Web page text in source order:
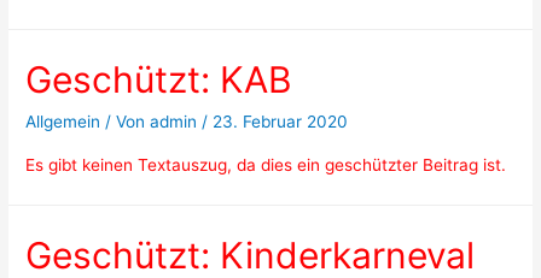
Geschützt: KAB
Allgemein / Vonadmin / 23. Februar 2020
Es gibt keinen Textauszug, da dies ein geschützter Beitrag ist.
Geschützt: Kinderkarneval